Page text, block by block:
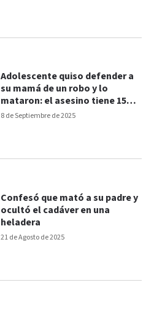
8 de Septiembre de 2025
Adolescente quiso defender a
su mamá de un robo y lo
mataron: el asesino tiene 15
años
21 de Agosto de 2025
Confesó que mató a su padre y
ocultó el cadáver en una
heladera